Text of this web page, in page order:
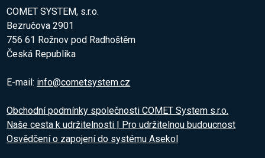
COMET SYSTEM, s.r.o.
Bezručova 2901
756 61 Rožnov pod Radhoštěm
Česká Republika
E-mail: info@cometsystem.cz
Obchodní podmínky společnosti COMET System s.r.o.
Naše cesta k udržitelnosti | Pro udržitelnou budoucnost
Osvědčení o zapojení do systému Asekol